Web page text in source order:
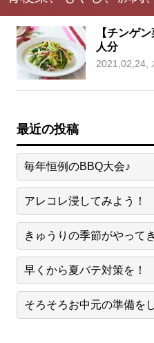
【チンゲ
人分
2021,02,24,
最近の投稿
毎年恒例のBBQ大会♪
アレコレ浸してみよう！
きゅうりの季節がやって
早くから夏バテ対策を！
そろそろお中元の準備を